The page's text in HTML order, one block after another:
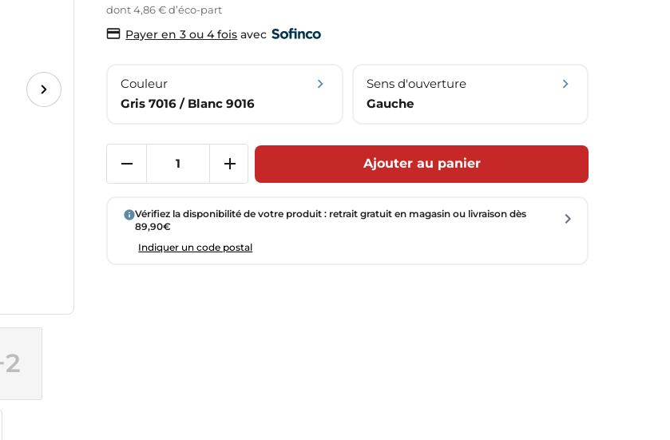
dont 4,86 € d’éco-part
Payer en 3 ou 4 fois avec
Couleur
Gris 7016 / Blanc 9016
Sens d'ouverture
Gauche
Ajouter au panier
Vérifiez la disponibilité de votre produit : retrait gratuit en magasin ou livraison dès
89,90€
Indiquer un code postal